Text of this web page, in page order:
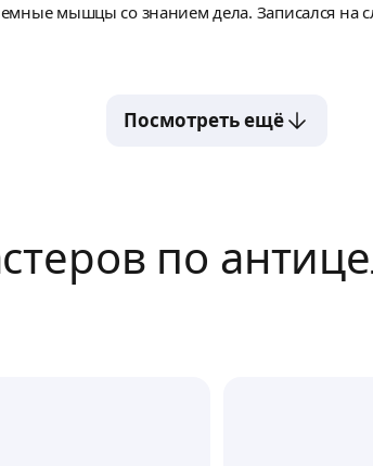
мышцы со знанием дела. Записался на
Посмотреть ещё
по